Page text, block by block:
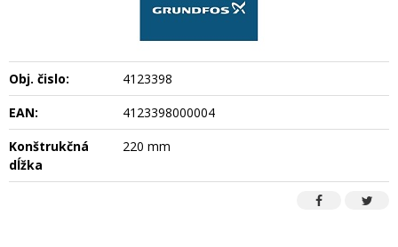
Obj. čislo:
4123398
EAN:
4123398000004
Konštrukčná
dĺžka
220 mm